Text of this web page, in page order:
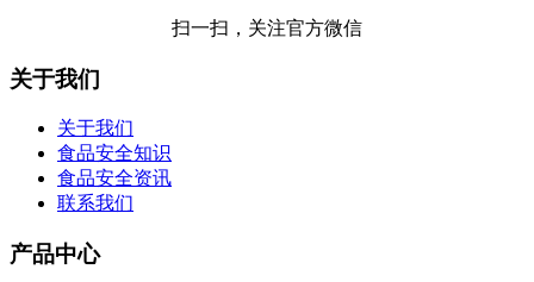
扫一扫，关注官方微信
关于我们
关于我们
食品安全知识
食品安全资讯
联系我们
产品中心